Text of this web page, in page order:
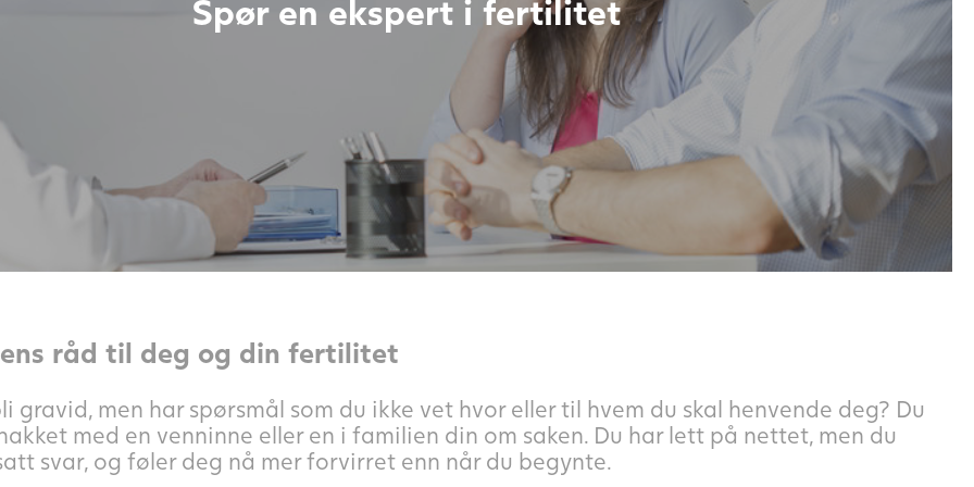
Spør en ekspert i fertilitet
råd til deg og din fertilitet
gravid, men har spørsmål som du ikke vet hvor eller til hvem du skal henvende deg? Du
med en venninne eller en i familien din om saken. Du har lett på nettet, men du
svar, og føler deg nå mer forvirret enn når du begynte.